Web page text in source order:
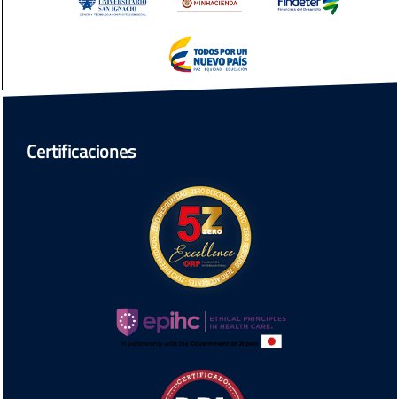
Certificaciones